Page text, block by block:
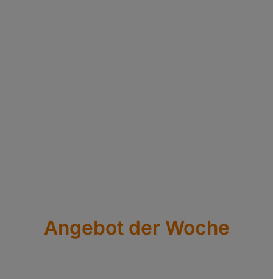
Angebot der Woche